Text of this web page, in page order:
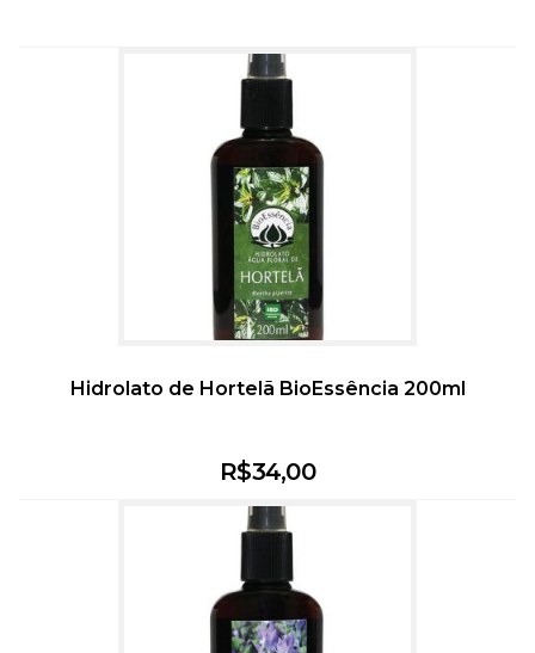
Hidrolato de Hortelã BioEssência 200ml
R$34,00